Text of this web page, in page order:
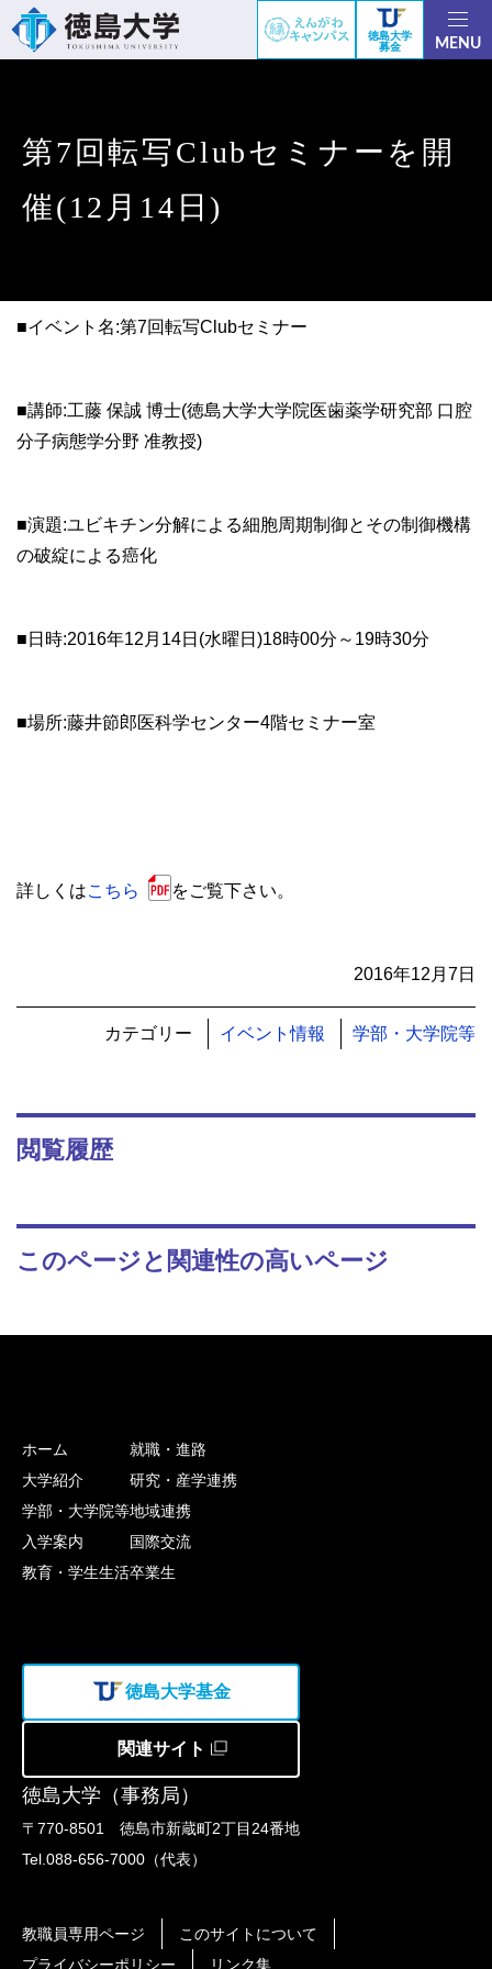
徳島大学
募金
MENU
第7回転写Clubセミナーを開
催(12月14日)
■イベント名:第7回転写Clubセミナー
■講師:工藤 保誠 博士(徳島大学大学院医歯薬学研究部 口腔
分子病態学分野 准教授)
■演題:ユビキチン分解による細胞周期制御とその制御機構
の破綻による癌化
■日時:2016年12月14日(水曜日)18時00分～19時30分
■場所:藤井節郎医科学センター4階セミナー室
詳しくはこちら をご覧下さい。
2016年12月7日
カテゴリー イベント情報 学部・大学院等
閲覧履歴
このページと関連性の高いページ
徳島大学（事務局）
〒770-8501 徳島市新蔵町2丁目24番地
Tel.088-656-7000（代表）
ホーム
大学紹介
学部・大学院等
入学案内
教育・学生生活
就職・進路
研究・産学連携
地域連携
国際交流
卒業生
徳島大学基金
関連サイト
教職員専用ページ
このサイトについて
プライバシーポリシー
リンク集